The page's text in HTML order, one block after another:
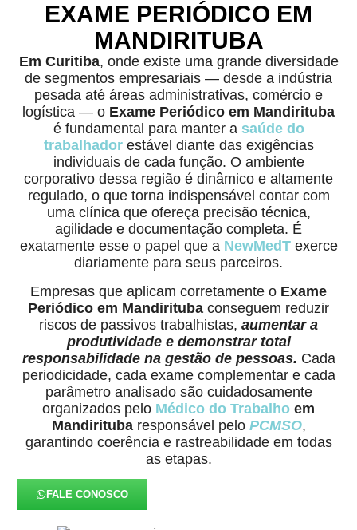
EXAME PERIÓDICO EM
MANDIRITUBA
Em Curitiba, onde existe uma grande diversidade
de segmentos empresariais — desde a indústria
pesada até áreas administrativas, comércio e
logística — o Exame Periódico em Mandirituba
é fundamental para manter a saúde do
trabalhadorestável diante das exigências
individuais de cada função. O ambiente
corporativo dessa região é dinâmico e altamente
regulado, o que torna indispensável contar com
uma clínica que ofereça precisão técnica,
agilidade e documentação completa. É
exatamente esse o papel que a NewMedT exerce
diariamente para seus parceiros.
Empresas que aplicam corretamente o Exame
Periódico em Mandirituba conseguem reduzir
riscos de passivos trabalhistas, aumentar a
produtividade e demonstrar total
responsabilidade na gestão de pessoas. Cada
periodicidade, cada exame complementar e cada
parâmetro analisado são cuidadosamente
organizados pelo Médico do Trabalho em
Mandiritubaresponsável pelo PCMSO,
garantindo coerência e rastreabilidade em todas
as etapas.
FALE CONOSCO